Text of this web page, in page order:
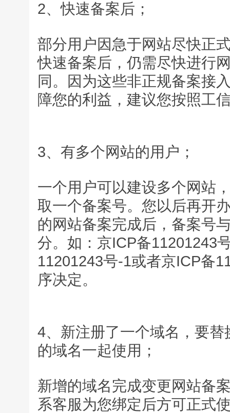
2、快速备案后；
部分用户因急于网站尽快正
快速备案后，仍需尽快进行
同。因为这些非正规备案接
障您的利益，建议您按照工
3、有多个网站的用户；
一个用户可以建设多个网站
取一个备案号。您以后再开
的网站备案完成后，备案号
分。如：京ICP备11201243
11201243号-1或者京ICP备
序决定。
4、新注册了一个域名，要
的域名一起使用；
新增的域名完成变更网站备
系客服为您绑定后方可正式